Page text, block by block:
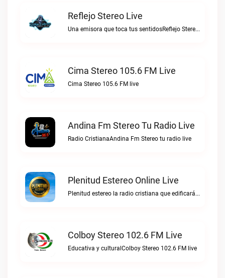
Reflejo Stereo Live
Una emisora que toca tus sentidosReflejo Stereo live
Cima Stereo 105.6 FM Live
Cima Stereo 105.6 FM live
Andina Fm Stereo Tu Radio Live
Radio CristianaAndina Fm Stereo tu radio live
Plenitud Estereo Online Live
Plenitud estereo la radio cristiana que edificará tu vida.Plenitud Estereo Online live
Colboy Stereo 102.6 FM Live
Educativa y culturalColboy Stereo 102.6 FM live